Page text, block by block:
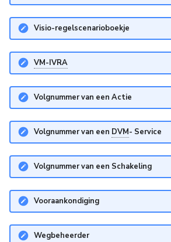
Visio-regelscenarioboekje
VM-IVRA
Volgnummer van een Actie
Volgnummer van een DVM- Service
Volgnummer van een Schakeling
Vooraankondiging
Wegbeheerder